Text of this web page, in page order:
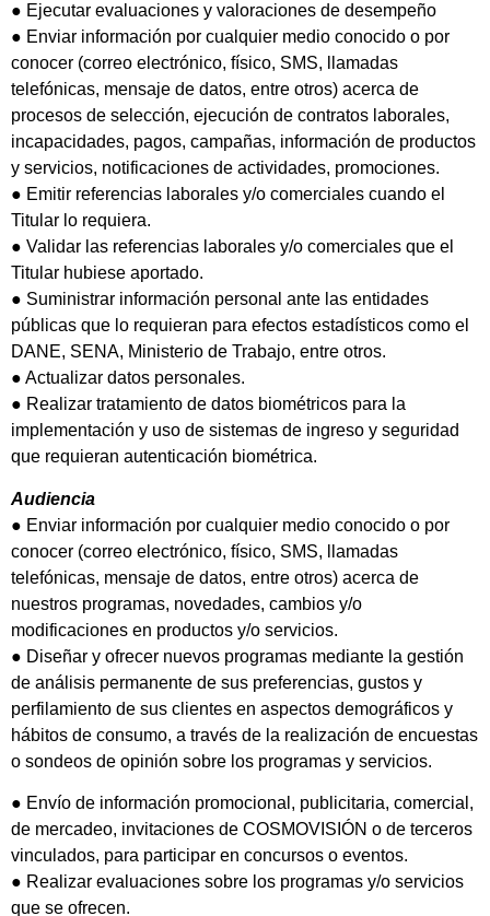
● Ejecutar evaluaciones y valoraciones de desempeño
● Enviar información por cualquier medio conocido o por
conocer (correo electrónico, físico, SMS, llamadas
telefónicas, mensaje de datos, entre otros) acerca de
procesos de selección, ejecución de contratos laborales,
incapacidades, pagos, campañas, información de productos
y servicios, notificaciones de actividades, promociones.
● Emitir referencias laborales y/o comerciales cuando el
Titular lo requiera.
● Validar las referencias laborales y/o comerciales que el
Titular hubiese aportado.
● Suministrar información personal ante las entidades
públicas que lo requieran para efectos estadísticos como el
DANE, SENA, Ministerio de Trabajo, entre otros.
● Actualizar datos personales.
● Realizar tratamiento de datos biométricos para la
implementación y uso de sistemas de ingreso y seguridad
que requieran autenticación biométrica.
Audiencia
● Enviar información por cualquier medio conocido o por
conocer (correo electrónico, físico, SMS, llamadas
telefónicas, mensaje de datos, entre otros) acerca de
nuestros programas, novedades, cambios y/o
modificaciones en productos y/o servicios.
● Diseñar y ofrecer nuevos programas mediante la gestión
de análisis permanente de sus preferencias, gustos y
perfilamiento de sus clientes en aspectos demográficos y
hábitos de consumo, a través de la realización de encuestas
o sondeos de opinión sobre los programas y servicios.
● Envío de información promocional, publicitaria, comercial,
de mercadeo, invitaciones de COSMOVISIÓN o de terceros
vinculados, para participar en concursos o eventos.
● Realizar evaluaciones sobre los programas y/o servicios
que se ofrecen.